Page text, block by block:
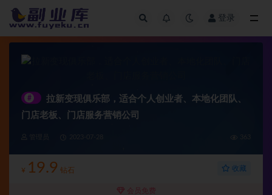
登录
#
拉新变现俱乐部，适合个人创业者、本地化团队、
门店老板、门店服务营销公司
¥ 19.9 钻石 收藏
会员免费